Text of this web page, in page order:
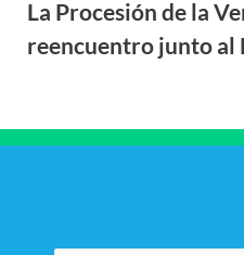
Buscar